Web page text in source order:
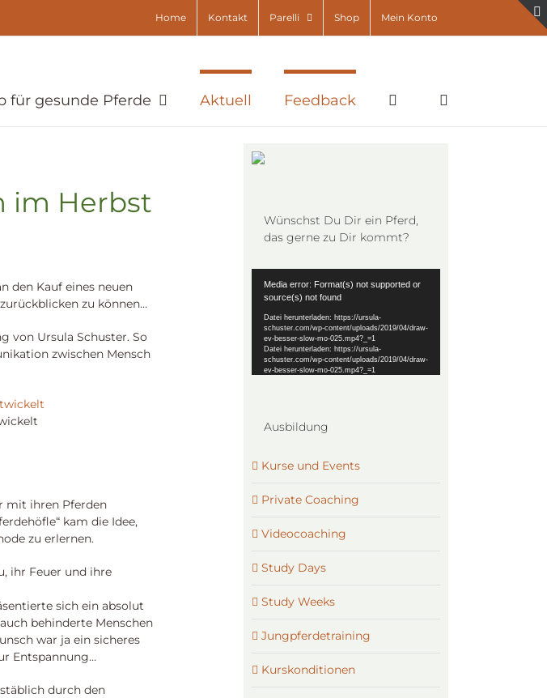
Home Kontakt Parelli Shop Mein Konto
für gesunde Pferde Aktuell Feedback
im Herbst
den Kauf eines neuen
zu können…
von Ursula Schuster. So
zwischen Mensch
mit ihren Pferden
kam die Idee,
zu erlernen.
ihr Feuer und ihre
sich ein absolut
behinderte Menschen
war ja ein sicheres
Entspannung…
durch den
Wünschst Du Dir ein Pferd,
das gerne zu Dir kommt?
Player
Media error: Format(s) not supported or
source(s) not found
Datei herunterladen: https://ursula-
schuster.com/wp-content/uploads/2019/04/draw-
ev-besser-slow-mo-025.mp4?_=1
Datei herunterladen: https://ursula-
schuster.com/wp-content/uploads/2019/04/draw-
ev-besser-slow-mo-025.mp4?_=1
Ausbildung
Kurse und Events
Private Coaching
Videocoaching
Study Days
Study Weeks
Jungpferdetraining
Kurskonditionen